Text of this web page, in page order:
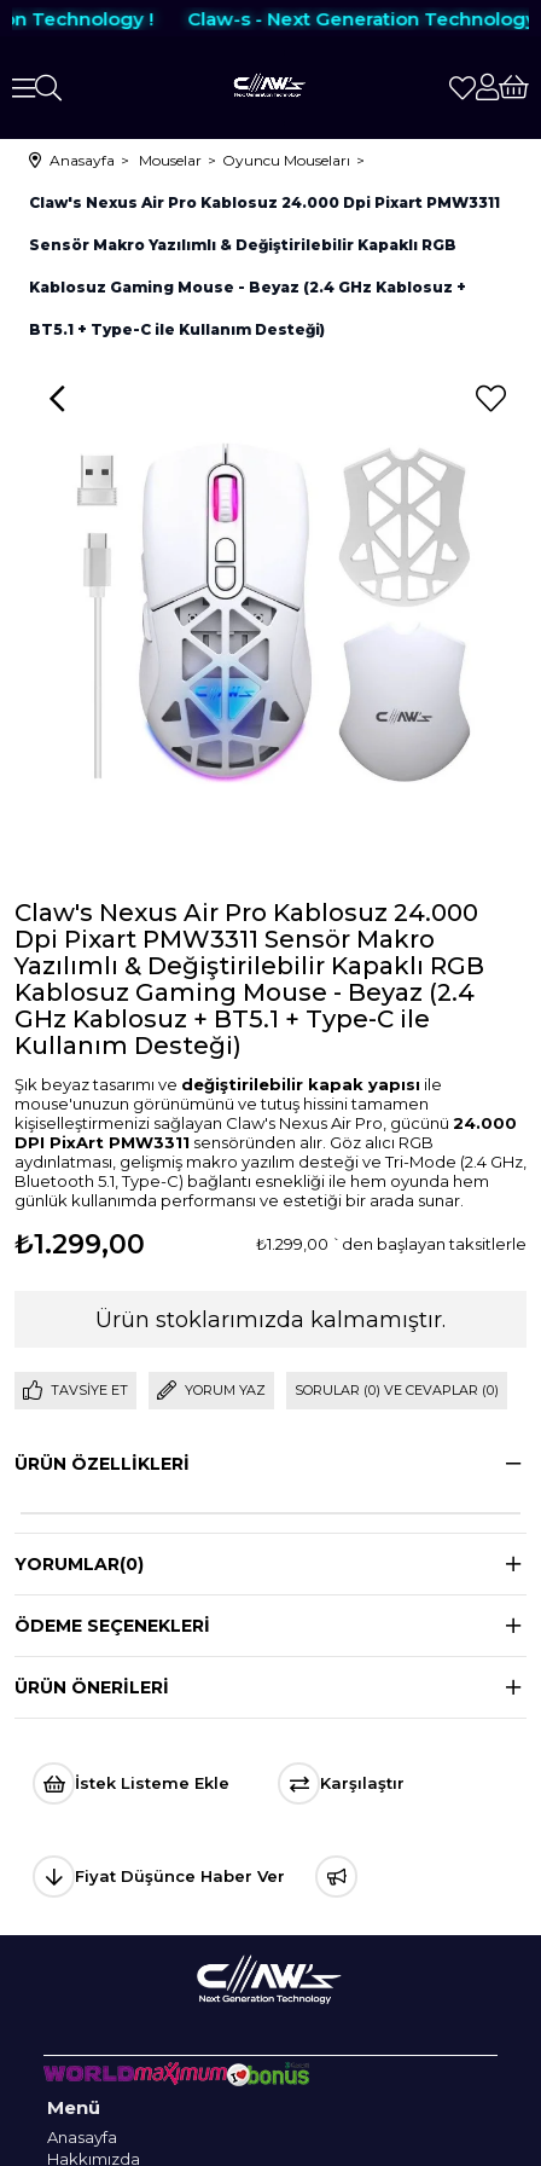
Technology ! Claw-s - Next Generation Technology !
Anasayfa Mouselar Oyuncu Mouseları
Claw's Nexus Air Pro Kablosuz 24.000 Dpi Pixart PMW3311
Sensör Makro Yazılımlı & Değiştirilebilir Kapaklı RGB
Kablosuz Gaming Mouse - Beyaz (2.4 GHz Kablosuz +
BT5.1 + Type-C ile Kullanım Desteği)
Claw's Nexus Air Pro Kablosuz 24.000
Dpi Pixart PMW3311 Sensör Makro
Yazılımlı & Değiştirilebilir Kapaklı RGB
Kablosuz Gaming Mouse - Beyaz (2.4
GHz Kablosuz + BT5.1 + Type-C ile
Kullanım Desteği)
Şık beyaz tasarımı ve değiştirilebilir kapak yapısı ile
mouse'unuzun görünümünü ve tutuş hissini tamamen
kişiselleştirmenizi sağlayan Claw's Nexus Air Pro, gücünü 24.000
DPI PixArt PMW3311 sensöründen alır. Göz alıcı RGB
aydınlatması, gelişmiş makro yazılım desteği ve Tri-Mode (2.4 GHz,
Bluetooth 5.1, Type-C) bağlantı esnekliği ile hem oyunda hem
günlük kullanımda performansı ve estetiği bir arada sunar.
₺1.299,00 ₺1.299,00 `den başlayan taksitlerle
Ürün stoklarımızda kalmamıştır.
TAVSIYE ET YORUM YAZ SORULAR (0) VE CEVAPLAR (0)
ÜRÜN ÖZELLIKLERI
YORUMLAR(0)
ÖDEME SEÇENEKLERI
ÜRÜN ÖNERILERI
İstek Listeme Ekle Karşılaştır
Fiyat Düşünce Haber Ver
Menü
Anasayfa
Hakkımızda